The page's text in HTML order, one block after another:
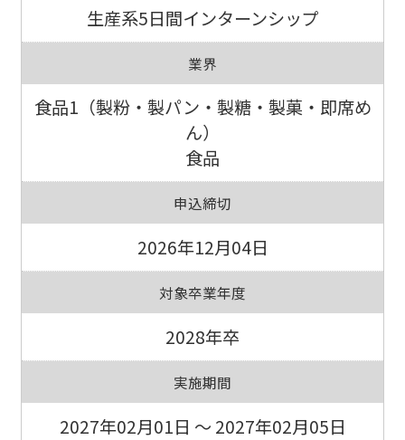
生産系5日間インターンシップ
業界
食品1（製粉・製パン・製糖・製菓・即席め
ん）
食品
申込締切
2026年12月04日
対象卒業年度
2028年卒
実施期間
2027年02月01日 ～ 2027年02月05日